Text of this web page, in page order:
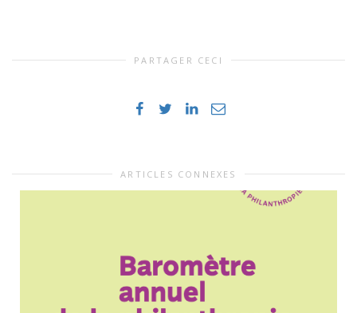
PARTAGER CECI
ARTICLES CONNEXES